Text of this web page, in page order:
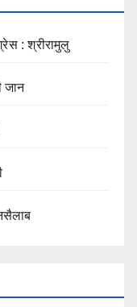
: श्रीरामुलु
जान